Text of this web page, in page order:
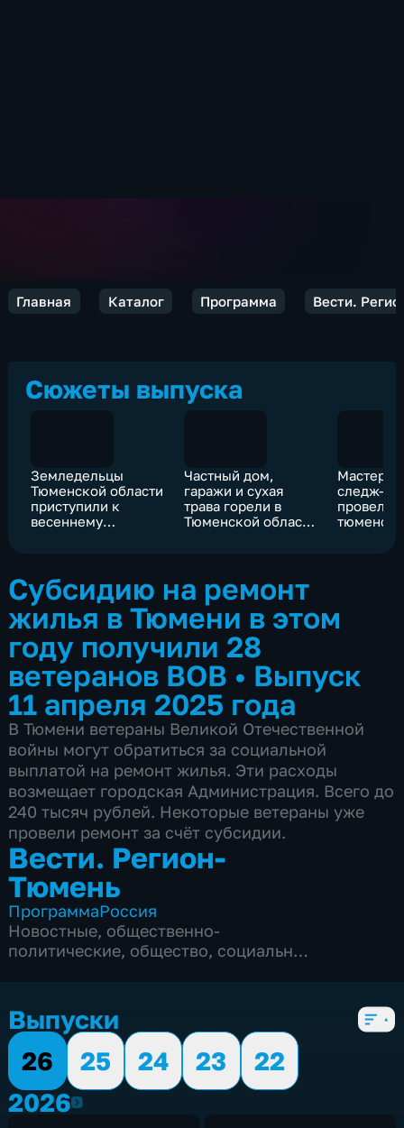
Главная Каталог Программа Вести.
Сюжеты выпуска
Земледельцы
Тюменской области
приступили к
весеннему
Частный дом,
гаражи и сухая
трава горели в
Тюменской области
Мастер-
следж-
провели
Субсидию на ремонт
жилья в Тюмени в этом
году получили 28
ветеранов ВОВ • Выпуск
11 апреля 2025 года
В Тюмени ветераны Великой Отечественной
войны могут обратиться за социальной
выплатой на ремонт жилья. Эти расходы
возмещает городская Администрация. Всего до
240 тысяч рублей. Некоторые ветераны уже
провели ремонт за счёт субсидии.
Вести. Регион-
Тюмень
ПрограммаРоссия
Новостные, общественно-
политические, общество, социально-
Выпуски
26
25 24 23
22
20262026